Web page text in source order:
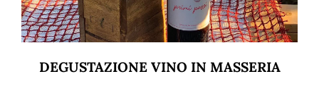
DEGUSTAZIONE VINO IN MASSERIA